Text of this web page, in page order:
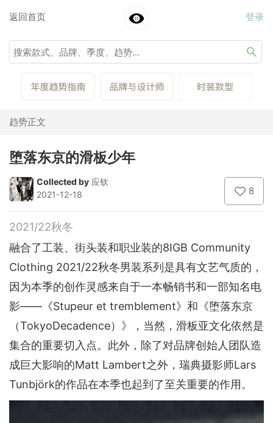
返回首页 登录
趋势正文
堕落东京的滑板少年
Collected by 应钦
2021-12-18
8
2021/22秋冬
融合了工装、街头装和职业装的8IGB Community
Clothing 2021/22秋冬男装系列是具有文艺气质的，
因为本季的创作灵感来自于一本畅销书和一部知名电
影——《Stupeur et tremblement》和《堕落东京
（TokyoDecadence）》，当然，滑板亚文化依然是
集合的重要切入点。此外，除了对品牌创始人团队造
成巨大影响的Matt Lambert之外，瑞典摄影师Lars
Tunbjörk的作品在本季也起到了至关重要的作用。